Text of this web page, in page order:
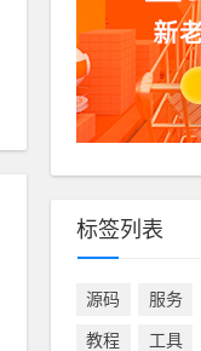
标签列表
源码 服务
教程 工具